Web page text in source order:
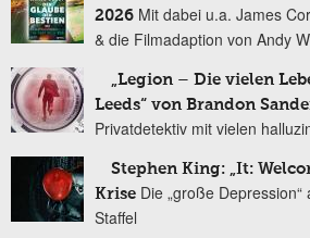
2026 Mit dabei u.a. James
& die Filmadaption von Andy
„Legion – Die vielen
Leeds“ von Brandon
Privatdetektiv mit vielen
Stephen King: „It:
Krise Die „große
Staffel